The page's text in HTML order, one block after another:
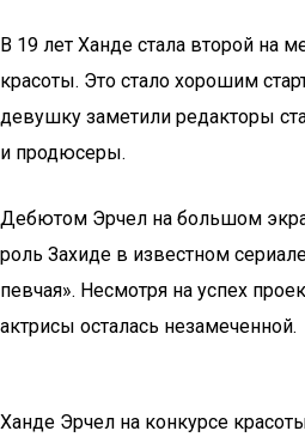
В 19 лет Ханде стала второй на
красоты. Это стало хорошим
девушку заметили редакторы
и продюсеры.
Дебютом Эрчел на большом
роль Захиде в известном
певчая». Несмотря на успех
актрисы осталась незамеченной.
Ханде Эрчел на конкурсе